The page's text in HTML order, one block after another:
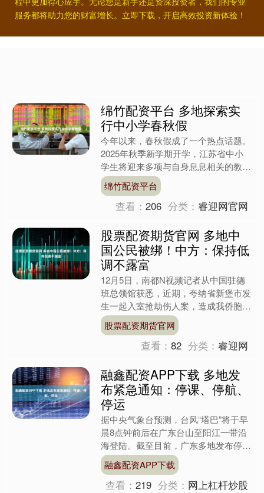
服务都将助力您的财富增长。立即下载，开启高效投资新体验！
绵竹配资平台 多地探索实
行中小学春秋假
今年以来，春秋假成了一个热点话题。
2025年秋季新学期开学，江苏省中小
学生将迎来多项与自身息息相关的教育
政策新变化。其中，根据江苏省政府发
布的《关于印发江苏省....
绵竹配资平台
查看：206 分类：睿迎网官网
股票配资期货官网 多地中
国公民被绑！中方：保持低
调不露富
12月5日，南都N视频记者从中国驻德
班总领馆获悉，近期，夸纳省新堡市发
生一起入室抢劫伤人案，造成我侨胞人
身伤害和财产损失。 总领馆谨此提醒
广大侨胞，时值年末和南....
股票配资期货官网
查看：82 分类：睿迎网
融鑫配资APP下载 多地发
布紧急通知：停课、停航、
停运
据中央气象台预测，台风“塔巴”将于早
晨8点钟前后在广东台山至阳江一带沿
海登陆。截至目前，广东多地发布停
课、停航、停运等紧急通知。 中央气
象台9月8日6时继续发布....
融鑫配资APP下载
查看：219 分类： 网上杠杆炒股